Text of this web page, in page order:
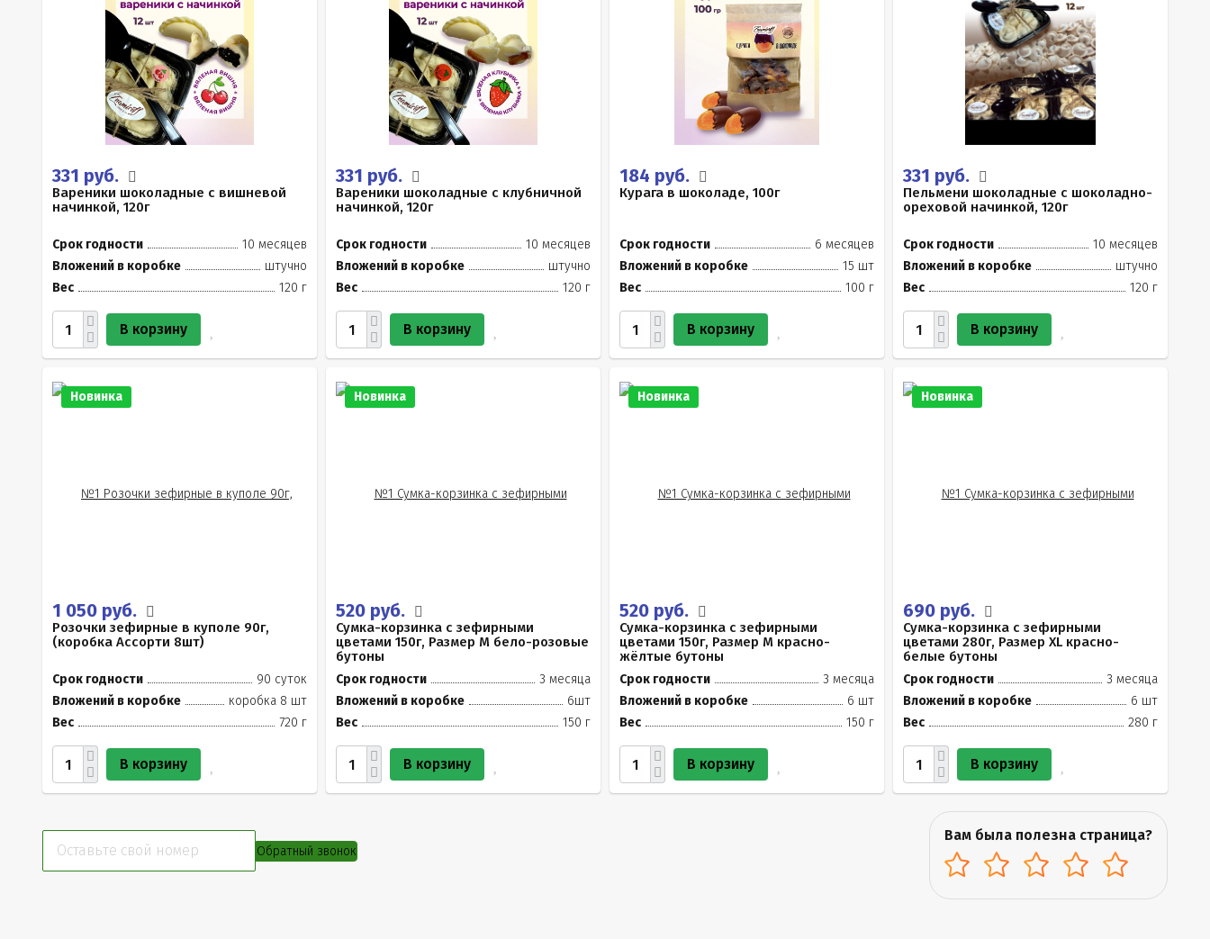
331 руб.
Вареники шоколадные с вишневой
начинкой, 120г
Срок годности
10 месяцев
Вложений в коробке
штучно
Вес
120 г
В корзину
331 руб.
Вареники шоколадные с клубничной
начинкой, 120г
Срок годности
10 месяцев
Вложений в коробке
штучно
Вес
120 г
В корзину
184 руб.
Курага в шоколаде, 100г
Срок годности
6 месяцев
Вложений в коробке
15 шт
Вес
100 г
В корзину
331 руб.
Пельмени шоколадные с шоколадно-
ореховой начинкой, 120г
Срок годности
10 месяцев
Вложений в коробке
штучно
Вес
120 г
В корзину
Новинка
1 050 руб.
Розочки зефирные в куполе 90г,
(коробка Ассорти 8шт)
Срок годности
90 суток
Вложений в коробке
коробка 8 шт
Вес
720 г
В корзину
Новинка
520 руб.
Сумка-корзинка с зефирными
цветами 150г, Размер М бело-розовые
бутоны
Срок годности
3 месяца
Вложений в коробке
6шт
Вес
150 г
В корзину
Новинка
520 руб.
Сумка-корзинка с зефирными
цветами 150г, Размер М красно-
жёлтые бутоны
Срок годности
3 месяца
Вложений в коробке
6 шт
Вес
150 г
В корзину
Новинка
690 руб.
Сумка-корзинка с зефирными
цветами 280г, Размер XL красно-
белые бутоны
Срок годности
3 месяца
Вложений в коробке
6 шт
Вес
280 г
В корзину
Обратный звонок
Вам была полезна страница?